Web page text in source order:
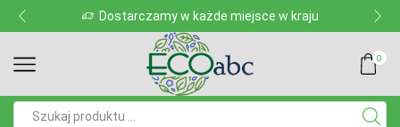
Dostarczamy w każde miejsce w kraju
0